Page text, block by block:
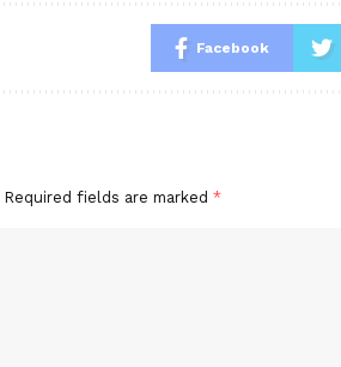
Facebook
Required fields are marked *